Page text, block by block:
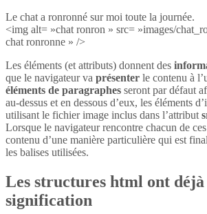
Le chat a ronronné sur moi toute la journée.
<img alt= »chat ronron » src= »images/
chat ronronne » />
Les éléments (et attributs) donnent des
que le navigateur va présenter le contenu à
éléments de paragraphes seront par défaut
au-dessus et en dessous d’eux, les éléments
utilisant le fichier image inclus dans l’attribut
Lorsque le navigateur rencontre chacun de
contenu d’une manière particulière qui est
les balises utilisées.
Les structures html ont déjà
signification